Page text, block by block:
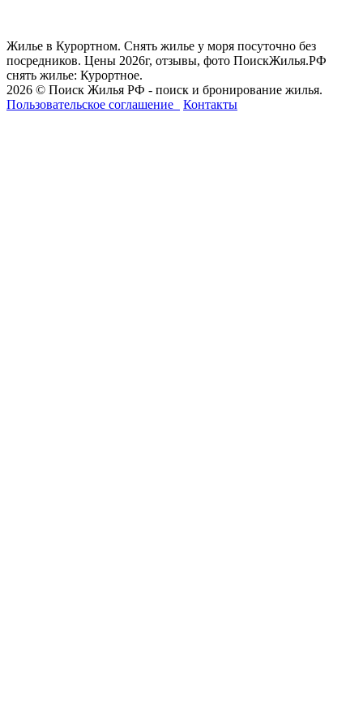
Жилье в Курортном. Снять жилье у моря посуточно без
посредников. Цены 2026г, отзывы, фото ПоискЖилья.РФ
снять жилье: Курортное.
2026 © Поиск Жилья РФ - поиск и бронирование жилья.
Пользовательское соглашение
Контакты